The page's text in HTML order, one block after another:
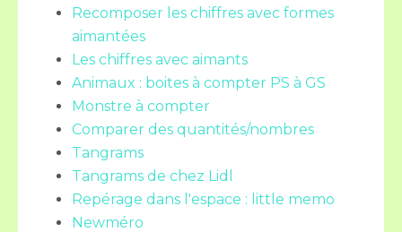
Recomposer les chiffres avec formes
aimantées
Les chiffres avec aimants
Animaux : boites à compter PS à GS
Monstre à compter
Comparer des quantités/nombres
Tangrams
Tangrams de chez Lidl
Repérage dans l'espace : little memo
Newméro